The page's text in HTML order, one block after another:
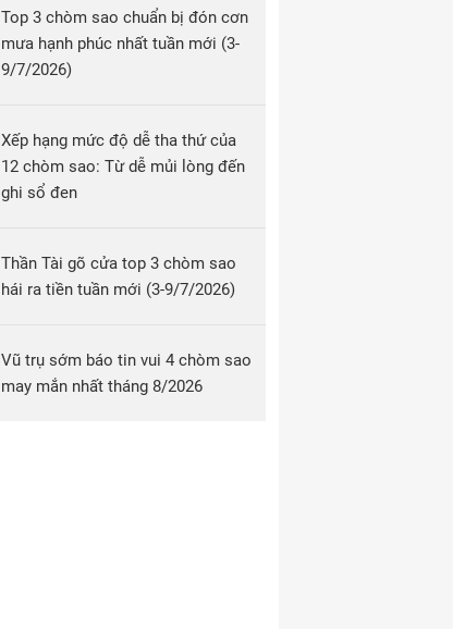
Top 3 chòm sao chuẩn bị đón cơn
mưa hạnh phúc nhất tuần mới (3-
9/7/2026)
Xếp hạng mức độ dễ tha thứ của
12 chòm sao: Từ dễ mủi lòng đến
ghi sổ đen
Thần Tài gõ cửa top 3 chòm sao
hái ra tiền tuần mới (3-9/7/2026)
Vũ trụ sớm báo tin vui 4 chòm sao
may mắn nhất tháng 8/2026